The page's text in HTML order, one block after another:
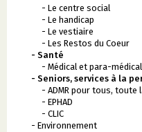
- Le centre social
- Le handicap
- Le vestiaire
- Les Restos du Coeur
- Santé
- Médical et para-médical
- Seniors, services à la
- ADMR pour tous, toute
- EPHAD
- CLIC
- Environnement